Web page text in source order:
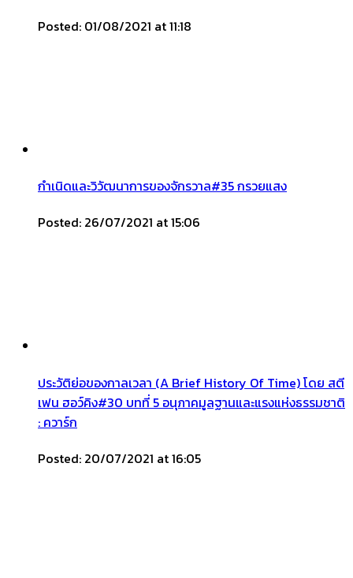
Posted: 01/08/2021 at 11:18
กำเนิดและวิวัฒนาการของจักรวาล#35 กรวยแสง
Posted: 26/07/2021 at 15:06
ประวัติย่อของกาลเวลา (A Brief History Of Time) โดย สตี
เฟน ฮอว์คิง#30 บทที่ 5 อนุภาคมูลฐานและแรงแห่งธรรมชาติ
: ควาร์ก
Posted: 20/07/2021 at 16:05